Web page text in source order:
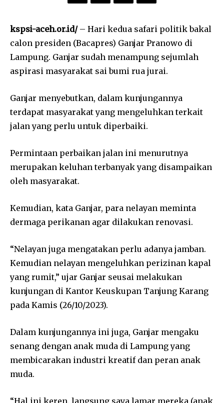
kspsi-aceh.or.id/– Hari kedua safari politik bakal
calon presiden (Bacapres) Ganjar Pranowo di
Lampung. Ganjar sudah menampung sejumlah
aspirasi masyarakat sai bumi rua jurai.
Ganjar menyebutkan, dalam kunjungannya
terdapat masyarakat yang mengeluhkan terkait
jalan yang perlu untuk diperbaiki.
Permintaan perbaikan jalan ini menurutnya
merupakan keluhan terbanyak yang disampaikan
oleh masyarakat.
Kemudian, kata Ganjar, para nelayan meminta
dermaga perikanan agar dilakukan renovasi.
“Nelayan juga mengatakan perlu adanya jamban.
Kemudian nelayan mengeluhkan perizinan kapal
yang rumit,” ujar Ganjar seusai melakukan
kunjungan di Kantor Keuskupan Tanjung Karang
pada Kamis (26/10/2023).
Dalam kunjungannya ini juga, Ganjar mengaku
senang dengan anak muda di Lampung yang
membicarakan industri kreatif dan peran anak
muda.
“Hal ini keren, langsung saya lamar mereka (anak